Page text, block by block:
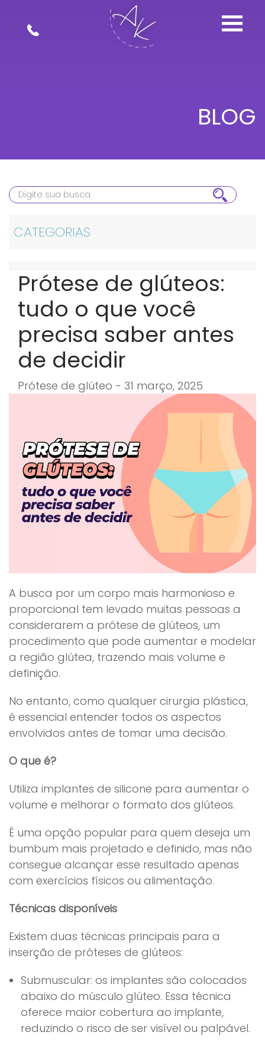
BLOG
CATEGORIAS
Prótese de glúteos:
tudo o que você
precisa saber antes
de decidir
Prótese de glúteo - 31 março, 2025
A busca por um corpo mais harmonioso e
proporcional tem levado muitas pessoas a
considerarem a prótese de glúteos, um
procedimento que pode aumentar e modelar
a região glútea, trazendo mais volume e
definição.
No entanto, como qualquer cirurgia plástica,
é essencial entender todos os aspectos
envolvidos antes de tomar uma decisão.
O que é?
Utiliza implantes de silicone para aumentar o
volume e melhorar o formato dos glúteos.
É uma opção popular para quem deseja um
bumbum mais projetado e definido, mas não
consegue alcançar esse resultado apenas
com exercícios físicos ou alimentação.
Técnicas disponíveis
Existem duas técnicas principais para a
inserção de próteses de glúteos:
Submuscular: os implantes são colocados
abaixo do músculo glúteo. Essa técnica
oferece maior cobertura ao implante,
reduzindo o risco de ser visível ou palpável.